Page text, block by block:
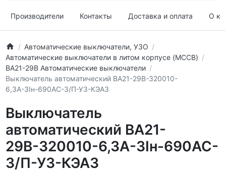
Производители Контакты Доставка и оплата О
Автоматические выключатели, УЗО
Автоматические выключатели в литом корпусе (MCCB)
ВА21-29В Автоматические выключатели
Выключатель автоматический ВА21-29В-320010-
6,3А-3Iн-690AC-З/П-У3-КЭАЗ
Выключатель
автоматический ВА21-
29В-320010-6,3А-3Iн-690AC-
З/П-У3-КЭАЗ